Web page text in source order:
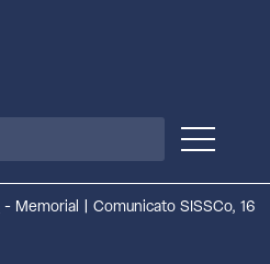
- Memorial | Comunicato SISSCo, 16